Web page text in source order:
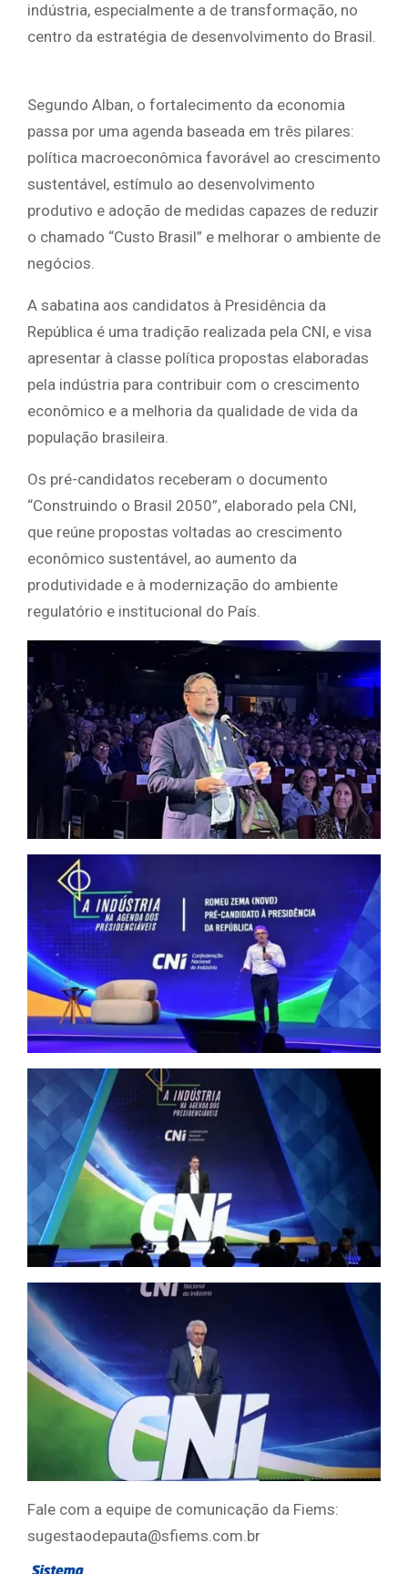
indústria, especialmente a de transformação, no
centro da estratégia de desenvolvimento do Brasil.
Segundo Alban, o fortalecimento da economia
passa por uma agenda baseada em três pilares:
política macroeconômica favorável ao crescimento
sustentável, estímulo ao desenvolvimento
produtivo e adoção de medidas capazes de reduzir
o chamado “Custo Brasil” e melhorar o ambiente de
negócios.
A sabatina aos candidatos à Presidência da
República é uma tradição realizada pela CNI, e visa
apresentar à classe política propostas elaboradas
pela indústria para contribuir com o crescimento
econômico e a melhoria da qualidade de vida da
população brasileira.
Os pré-candidatos receberam o documento
“Construindo o Brasil 2050”, elaborado pela CNI,
que reúne propostas voltadas ao crescimento
econômico sustentável, ao aumento da
produtividade e à modernização do ambiente
regulatório e institucional do País.
Fale com a equipe de comunicação da Fiems:
sugestaodepauta@sfiems.com.br